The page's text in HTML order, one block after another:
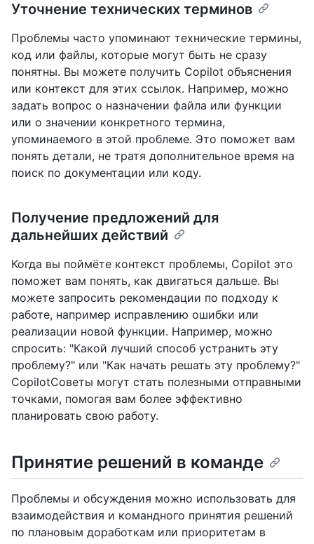
Уточнение технических терминов
Проблемы часто упоминают технические термины,
код или файлы, которые могут быть не сразу
понятны. Вы можете получить Copilot объяснения
или контекст для этих ссылок. Например, можно
задать вопрос о назначении файла или функции
или о значении конкретного термина,
упоминаемого в этой проблеме. Это поможет вам
понять детали, не тратя дополнительное время на
поиск по документации или коду.
Получение предложений для
дальнейших действий
Когда вы поймёте контекст проблемы, Copilot это
поможет вам понять, как двигаться дальше. Вы
можете запросить рекомендации по подходу к
работе, например исправлению ошибки или
реализации новой функции. Например, можно
спросить: "Какой лучший способ устранить эту
проблему?" или "Как начать решать эту проблему?"
CopilotСоветы могут стать полезными отправными
точками, помогая вам более эффективно
планировать свою работу.
Принятие решений в команде
Проблемы и обсуждения можно использовать для
взаимодействия и командного принятия решений
по плановым доработкам или приоритетам в